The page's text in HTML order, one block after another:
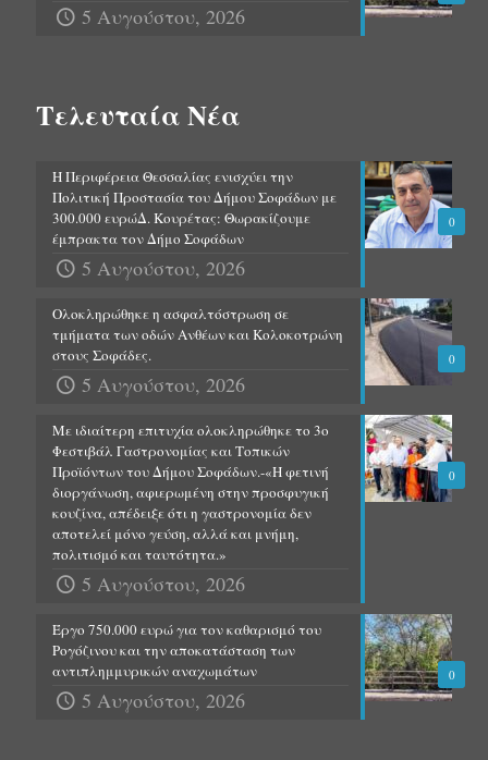
5 Αυγούστου, 2026
Τελευταία Νέα
0
Η Περιφέρεια Θεσσαλίας ενισχύει την
Πολιτική Προστασία του Δήμου Σοφάδων με
300.000 ευρώΔ. Κουρέτας: Θωρακίζουμε
έμπρακτα τον Δήμο Σοφάδων
5 Αυγούστου, 2026
0
Ολοκληρώθηκε η ασφαλτόστρωση σε
τμήματα των οδών Ανθέων και Κολοκοτρώνη
στους Σοφάδες.
5 Αυγούστου, 2026
0
Με ιδιαίτερη επιτυχία ολοκληρώθηκε το 3ο
Φεστιβάλ Γαστρονομίας και Τοπικών
Προϊόντων του Δήμου Σοφάδων.-«Η φετινή
διοργάνωση, αφιερωμένη στην προσφυγική
κουζίνα, απέδειξε ότι η γαστρονομία δεν
αποτελεί μόνο γεύση, αλλά και μνήμη,
πολιτισμό και ταυτότητα.»
5 Αυγούστου, 2026
0
Έργο 750.000 ευρώ για τον καθαρισμό του
Ρογόζινου και την αποκατάσταση των
αντιπλημμυρικών αναχωμάτων
5 Αυγούστου, 2026